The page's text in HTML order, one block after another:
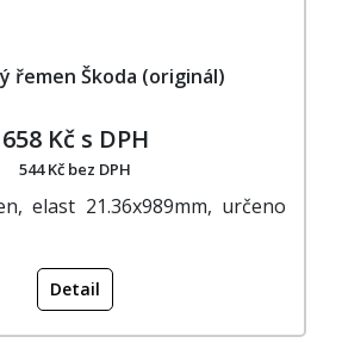
řemen Škoda (originál)
658 Kč s DPH
544 Kč bez DPH
elast 21.36x989mm, určeno
Detail